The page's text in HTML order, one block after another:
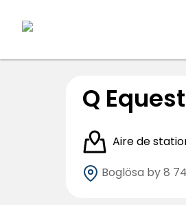
Q
Aire de
Boglösa by 8